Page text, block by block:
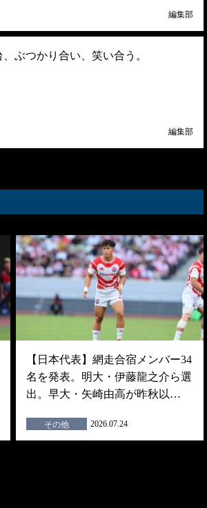
編集部
ぶつかり合い、笑い合う。
編集部
【日本代表】網走合宿メンバー34
名を発表。明大・伊藤龍之介ら選
出。早大・矢崎由高が昨秋以…
その他 2026.07.24